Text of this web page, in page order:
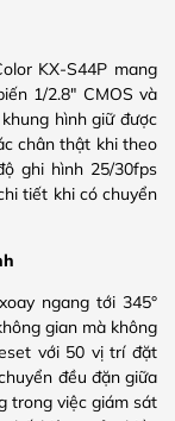
KX-S44P mang
1/2.8″ CMOS và
hình giữ được
chân thật khi theo
ghi hình 25/30fps
tiết khi có chuyển
ngang tới 345°
gian mà không
với 50 vị trí đặt
đều đặn giữa
trong việc giám sát